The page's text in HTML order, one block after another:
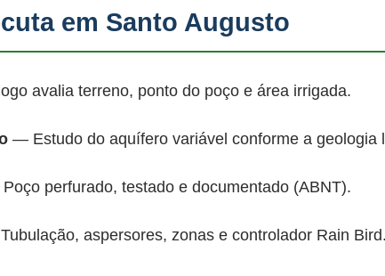
em Santo Augusto
avalia terreno, ponto do poço e área irrigada.
— Estudo do aquífero variável conforme a geologia
perfurado, testado e documentado (ABNT).
aspersores, zonas e controlador Rain Bird.